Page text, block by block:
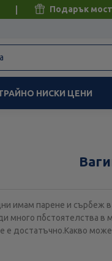
Подарък
НИСКИ ЦЕНИ
имам парене и сърбеж
много пбстоятелства
е достатъчно.Какво